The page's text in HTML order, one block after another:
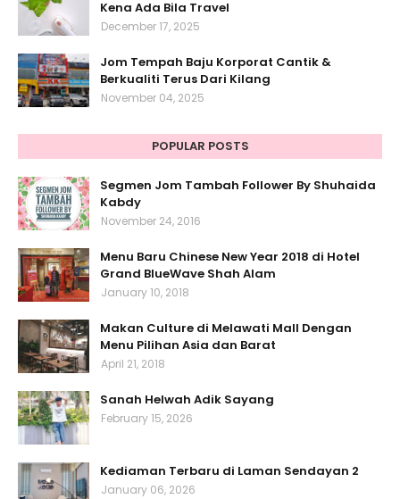
Kena Ada Bila Travel
December 17, 2025
Jom Tempah Baju Korporat Cantik &
Berkualiti Terus Dari Kilang
November 04, 2025
POPULAR POSTS
Segmen Jom Tambah Follower By Shuhaida
Kabdy
November 24, 2016
Menu Baru Chinese New Year 2018 di Hotel
Grand BlueWave Shah Alam
January 10, 2018
Makan Culture di Melawati Mall Dengan
Menu Pilihan Asia dan Barat
April 21, 2018
Sanah Helwah Adik Sayang
February 15, 2026
Kediaman Terbaru di Laman Sendayan 2
January 06, 2026